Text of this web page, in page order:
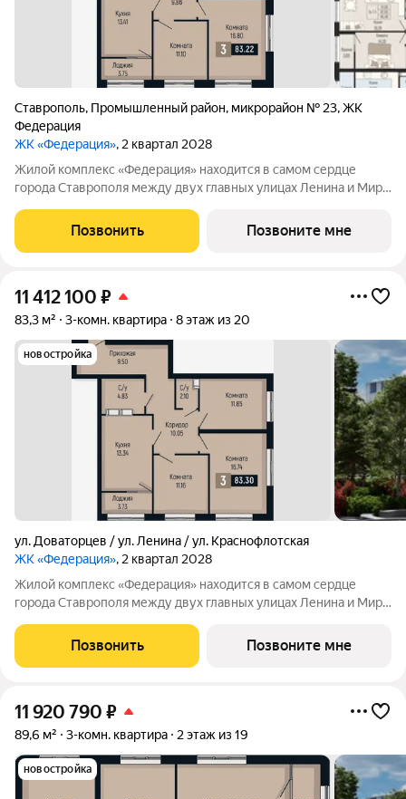
Ставрополь, Промышленный район, микрорайон № 23,ЖК
Федерация
ЖК «Федерация», 2 квартал 2028
Жилой комплекс «Федерация» находится в самом сердце
города Ставрополя между двух главных улицах Ленина и Мира,
Доваторцев. Зеленый двор способен придать новый уровень
качеству жизни, а его хозяину
Позвонить Позвоните мне
11 412 100 ₽
83,3 м² 3-комн. квартира 8 этаж из 20
новостройка
ул. Доваторцев / ул. Ленина / ул. Краснофлотская
ЖК «Федерация», 2 квартал 2028
Жилой комплекс «Федерация» находится в самом сердце
города Ставрополя между двух главных улицах Ленина и Мира,
Доваторцев. Зеленый двор способен придать новый уровень
качеству жизни, а его хозяину
Позвонить Позвоните мне
11 920 790 ₽
89,6 м² 3-комн. квартира 2 этаж из 19
новостройка